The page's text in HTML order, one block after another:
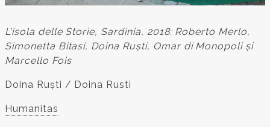
L’isola delle Storie, Sardinia, 2018: Roberto Merlo,
Simonetta Bitasi, Doina Ruști, Omar di Monopoli și
Marcello Fois
Doina Ruști / Doina Rusti
Humanitas